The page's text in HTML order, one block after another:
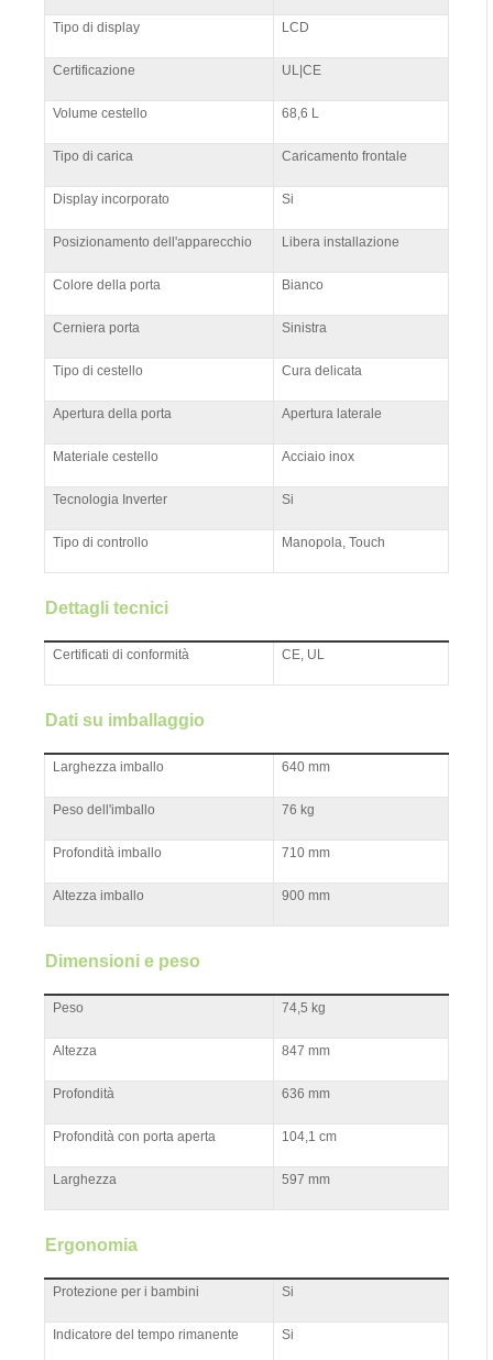
Tipo di display LCD
Certificazione UL|CE
Volume cestello 68,6 L
Tipo di carica Caricamento frontale
Display incorporato Si
Posizionamento dell'apparecchio Libera installazione
Colore della porta Bianco
Cerniera porta Sinistra
Tipo di cestello Cura delicata
Apertura della porta Apertura laterale
Materiale cestello Acciaio inox
Tecnologia Inverter Si
Tipo di controllo Manopola, Touch
Dettagli tecnici
Certificati di conformità CE, UL
Dati su imballaggio
Larghezza imballo 640 mm
Peso dell'imballo 76 kg
Profondità imballo 710 mm
Altezza imballo 900 mm
Dimensioni e peso
Peso 74,5 kg
Altezza 847 mm
Profondità 636 mm
Profondità con porta aperta 104,1 cm
Larghezza 597 mm
Ergonomia
Protezione per i bambini Si
Indicatore del tempo rimanente Si